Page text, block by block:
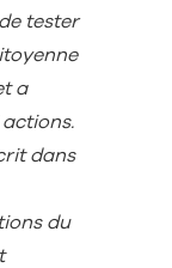
tester
a
dans
du